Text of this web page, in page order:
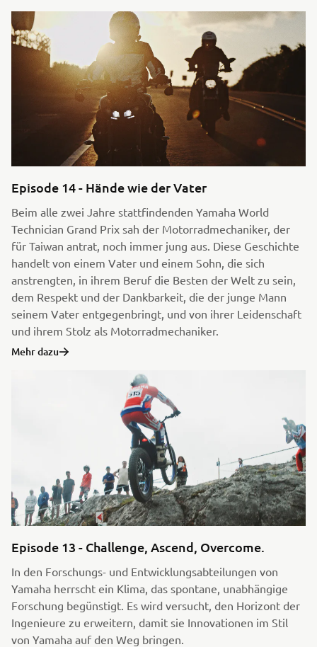
Episode 14 - Hände wie der Vater
Beim alle zwei Jahre stattfindenden Yamaha World
Technician Grand Prix sah der Motorradmechaniker, der
für Taiwan antrat, noch immer jung aus. Diese Geschichte
handelt von einem Vater und einem Sohn, die sich
anstrengten, in ihrem Beruf die Besten der Welt zu sein,
dem Respekt und der Dankbarkeit, die der junge Mann
seinem Vater entgegenbringt, und von ihrer Leidenschaft
und ihrem Stolz als Motorradmechaniker.
Mehr dazu
Episode 13 - Challenge, Ascend, Overcome.
In den Forschungs- und Entwicklungsabteilungen von
Yamaha herrscht ein Klima, das spontane, unabhängige
Forschung begünstigt. Es wird versucht, den Horizont der
Ingenieure zu erweitern, damit sie Innovationen im Stil
von Yamaha auf den Weg bringen.